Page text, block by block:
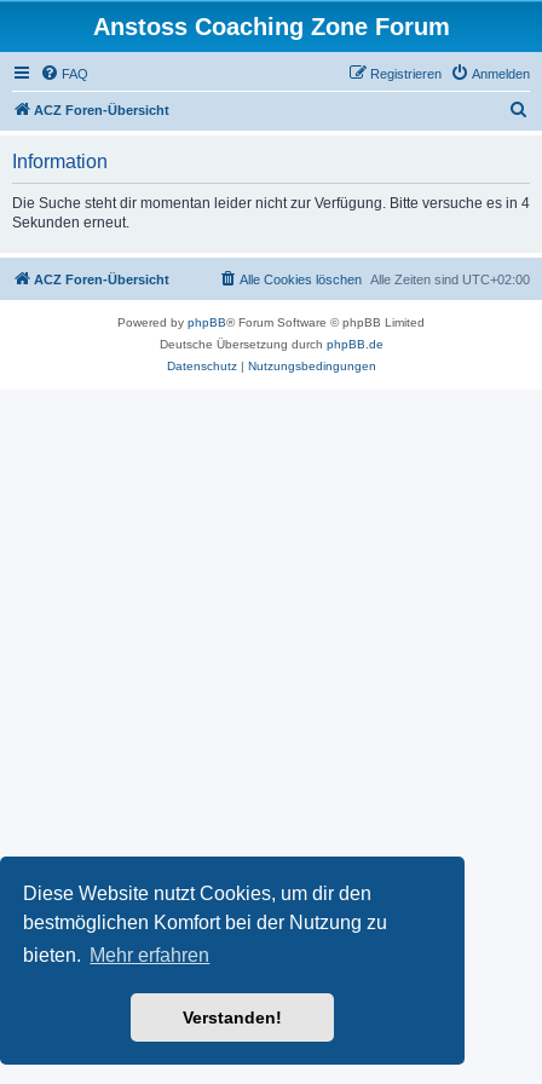
Diese Website nutzt Cookies, um dir den
bestmöglichen Komfort bei der Nutzung zu
bieten. Mehr erfahren
Verstanden!
Anstoss Coaching Zone Forum
FAQ Anmelden
Registrieren
ACZ Foren-Übersicht
Information
Die Suche steht dir momentan leider nicht zur Verfügung. Bitte versuche es in 4
Sekunden erneut.
ACZ Foren-Übersicht Alle Zeiten sind UTC+02:00
Alle Cookies löschen
Powered by phpBB® Forum Software © phpBB Limited
Deutsche Übersetzung durch phpBB.de
Datenschutz| Nutzungsbedingungen